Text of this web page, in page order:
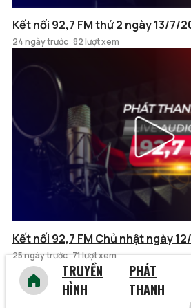
Kết nối 92,7 FM thứ 2 ngày 13/7/
24 ngày trước 82 lượt xem
Kết nối 92,7 FM Chủ nhật ngày
25 ngày trước 71 lượt xem
TRUYỀN
HÌNH
PHÁT
THANH